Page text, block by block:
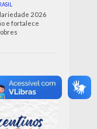
2026
e fortalece